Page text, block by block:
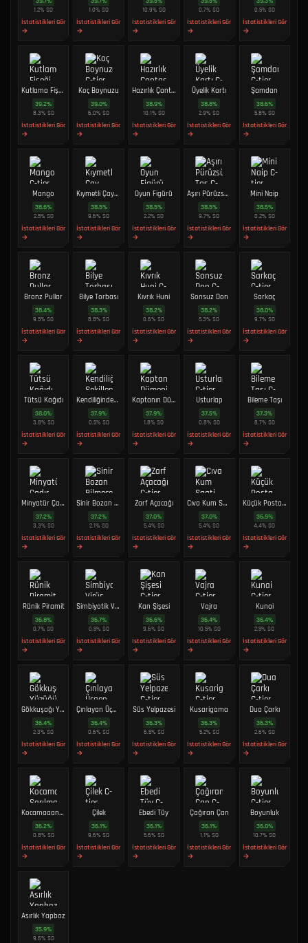
1.2%SO
İstatistikleri Gör
→
1.0%SO
İstatistikleri Gör
→
10.9% SO
İstatistikleri Gör
→
0.7%SO
İstatistikleri Gör
→
0.5% SO
İstatistikleri Gör
→
Kutlama Fişeği
39.2%
8.3% SO
İstatistikleri Gör
→
Koç Boynuzu
39.0%
6.0%SO
İstatistikleri Gör
→
Hazırlık Çantası
38.9%
10.1% SO
İstatistikleri Gör
→
Üyelik Kartı
38.8%
2.9%SO
İstatistikleri Gör
→
Şamdan
38.6%
5.8% SO
İstatistikleri Gör
→
Mango
38.6%
2.5% SO
İstatistikleri Gör
→
Kıymetli Çay Takımı
38.5%
9.6%SO
İstatistikleri Gör
→
Oyun Figürü
38.5%
2.2%SO
İstatistikleri Gör
→
Aşırı Pürüzsüz Taş
38.5%
9.7%SO
İstatistikleri Gör
→
Mini Naip
38.5%
0.2% SO
İstatistikleri Gör
→
Bronz Pullar
38.4%
9.5%SO
İstatistikleri Gör
→
Bilye Torbası
38.3%
8.8%SO
İstatistikleri Gör
→
Kıvrık Huni
38.2%
0.6%SO
İstatistikleri Gör
→
Sonsuz Don
38.2%
5.3%SO
İstatistikleri Gör
→
Sarkaç
38.0%
9.7% SO
İstatistikleri Gör
→
Tütsü Kağıdı
38.0%
3.8% SO
İstatistikleri Gör
→
Kendiliğinden Şekillenen Kil
37.9%
0.5% SO
İstatistikleri Gör
→
Kaptanın Dümeni
37.9%
1.8%SO
İstatistikleri Gör
→
Usturlap
37.5%
0.8% SO
İstatistikleri Gör
→
Bileme Taşı
37.3%
8.7% SO
İstatistikleri Gör
→
Minyatür Çadır
37.2%
3.3% SO
İstatistikleri Gör
→
Sinir Bozan Bilmece Kutusu
37.2%
2.1% SO
İstatistikleri Gör
→
Zarf Açacağı
37.0%
5.4% SO
İstatistikleri Gör
→
Cıva Kum Saati
37.0%
5.4%SO
İstatistikleri Gör
→
Küçük Posta Kutusu
36.9%
4.4%SO
İstatistikleri Gör
→
Rünik Piramit
36.8%
0.7%SO
İstatistikleri Gör
→
Simbiyotik Virüs
36.7%
0.5% SO
İstatistikleri Gör
→
Kan Şişesi
36.6%
9.6%SO
İstatistikleri Gör
→
Vajra
36.4%
10.5% SO
İstatistikleri Gör
→
Kunai
36.4%
2.5%SO
İstatistikleri Gör
→
Gökkuşağı Yüzüğü
36.4%
2.3%SO
İstatistikleri Gör
→
Çınlayan Üçgen
36.4%
0.6%SO
İstatistikleri Gör
→
Süs Yelpazesi
36.3%
6.5% SO
İstatistikleri Gör
→
Kusarigama
36.3%
5.2% SO
İstatistikleri Gör
→
Dua Çarkı
36.3%
2.6% SO
İstatistikleri Gör
→
Kocamaaan Sarılma
36.2%
0.8% SO
İstatistikleri Gör
→
Çilek
36.1%
9.6%SO
İstatistikleri Gör
→
Ebedi Tüy
36.1%
5.6% SO
İstatistikleri Gör
→
Çağıran Çan
36.1%
1.1% SO
İstatistikleri Gör
→
Boyunluk
36.0%
10.7%SO
İstatistikleri Gör
→
Asırlık Yapboz
35.9%
9.6% SO